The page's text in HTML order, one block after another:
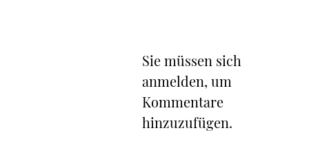
Sie müssen sich
anmelden, um
Kommentare
hinzuzufügen.